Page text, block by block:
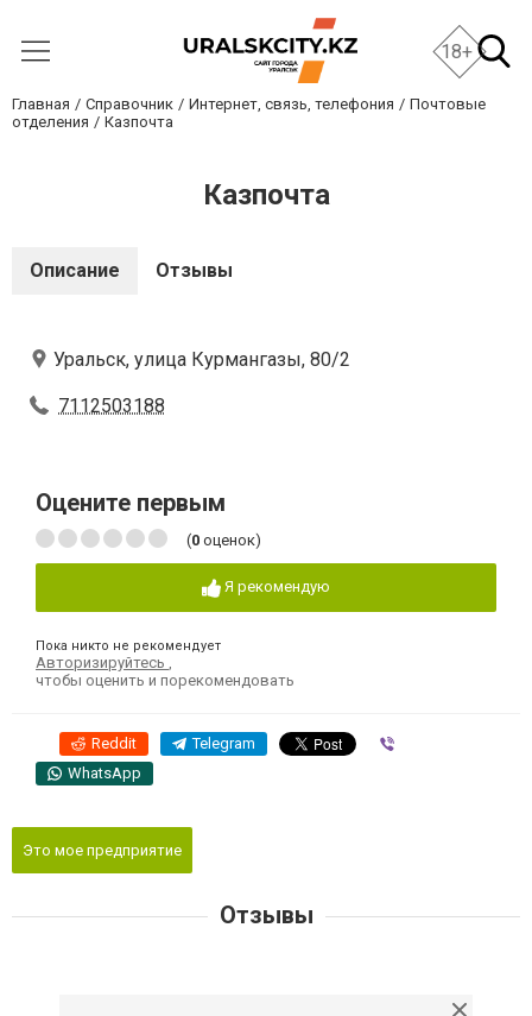
18+
Главная Справочник Интернет, связь, телефония
Почтовые
отделения
Казпочта
Казпочта
Описание Отзывы
Уральск, улица Курмангазы, 80/2
7112503188
Оцените первым
(0 оценок)
Я рекомендую
Пока никто не рекомендует
Авторизируйтесь
чтобы оценить и порекомендовать
Reddit Telegram
WhatsApp
Это мое предприятие
Отзывы